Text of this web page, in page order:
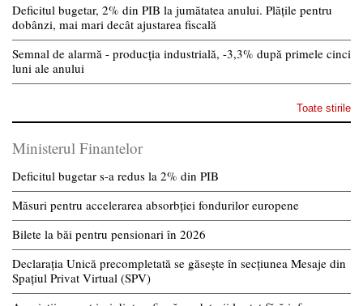
Deficitul bugetar, 2% din PIB la jumătatea anului. Plățile pentru
dobânzi, mai mari decât ajustarea fiscală
Semnal de alarmă - producția industrială, -3,3% după primele cinci
luni ale anului
Toate stirile
Ministerul Finantelor
Deficitul bugetar s-a redus la 2% din PIB
Măsuri pentru accelerarea absorbției fondurilor europene
Bilete la băi pentru pensionari în 2026
Declarația Unică precompletată se găsește în secțiunea Mesaje din
Spațiul Privat Virtual (SPV)